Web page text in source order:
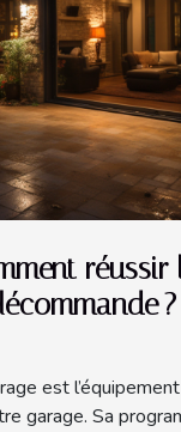
réussir
?
est
garage. Sa